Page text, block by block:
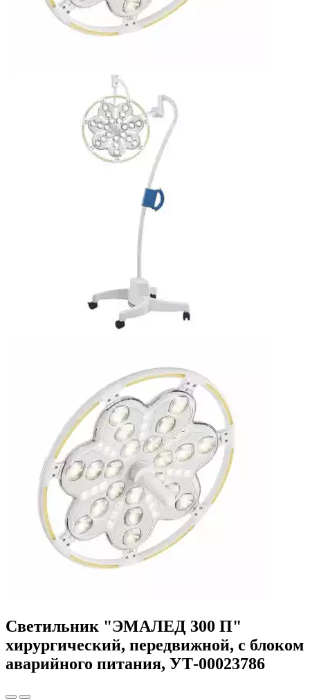
Светильник "ЭМАЛЕД 300 П"
хирургический, передвижной, с блоком
аварийного питания, УТ-00023786